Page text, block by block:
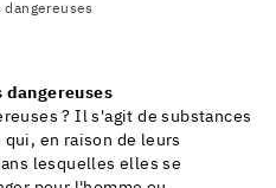
dangereuses
dangereuses
? Il s'agit de substances
qui, en raison de leurs
lesquelles elles se